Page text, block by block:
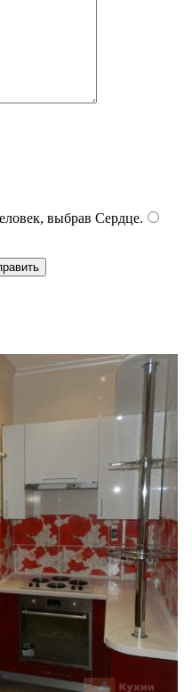
выбрав Сердце.